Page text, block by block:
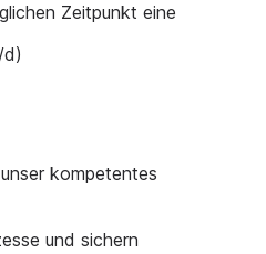
Zeitpunkt eine
kompetentes
und sichern